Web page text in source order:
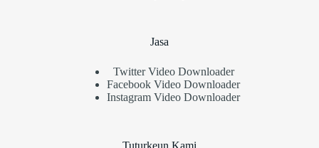
Jasa
Twitter Video Downloader
Facebook Video Downloader
Instagram Video Downloader
Tuturkeun Kami